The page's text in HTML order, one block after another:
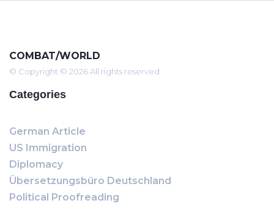
COMBAT/WORLD
© Copyright © 2026 All rights reserved
Categories
German Article
US Immigration
Diplomacy
Übersetzungsbüro Deutschland
Political Proofreading